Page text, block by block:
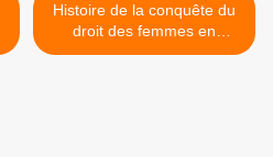
Histoire de la conquête du
droit des femmes en
France : 15 années clés >